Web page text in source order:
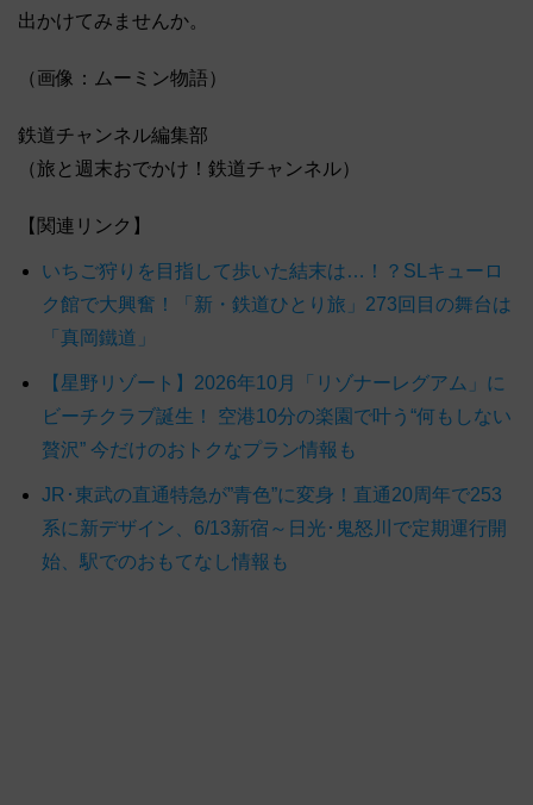
出かけてみませんか。
（画像：ムーミン物語）
鉄道チャンネル編集部
（旅と週末おでかけ！鉄道チャンネル）
【関連リンク】
いちご狩りを目指して歩いた結末は…！？SLキューロ
ク館で大興奮！「新・鉄道ひとり旅」273回目の舞台は
「真岡鐵道」
【星野リゾート】2026年10月「リゾナーレグアム」に
ビーチクラブ誕生！ 空港10分の楽園で叶う“何もしない
贅沢” 今だけのおトクなプラン情報も
JR･東武の直通特急が”青色”に変身！直通20周年で253
系に新デザイン、6/13新宿～日光･鬼怒川で定期運行開
始、駅でのおもてなし情報も